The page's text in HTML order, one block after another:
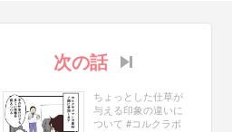
次の話
ちょっとした仕草が
与える印象の違いに
ついて #コルクラボ